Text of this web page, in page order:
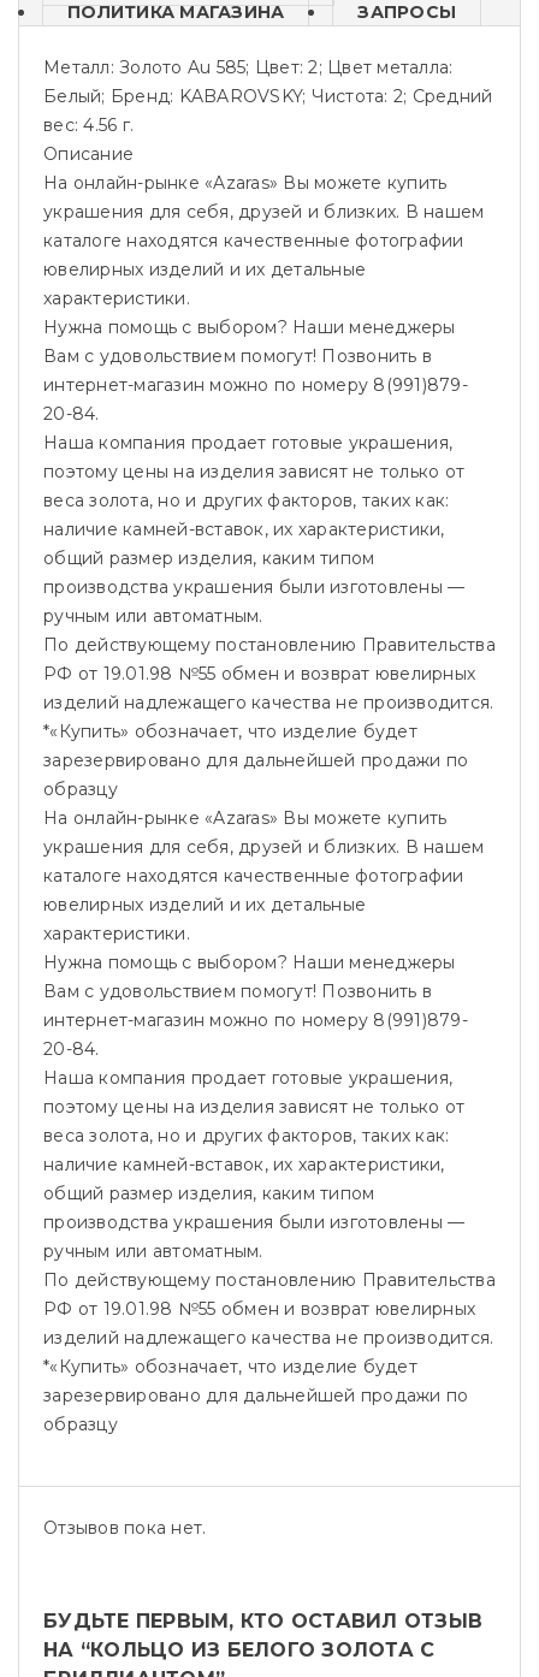
ПОЛИТИКА МАГАЗИНА
ЗАПРОСЫ
Металл: Золото Au 585; Цвет: 2; Цвет металла:
Белый; Бренд: KABAROVSKY; Чистота: 2; Средний
вес: 4.56 г.
Описание
На онлайн-рынке «Azaras» Вы можете купить
украшения для себя, друзей и близких. В нашем
каталоге находятся качественные фотографии
ювелирных изделий и их детальные
характеристики.
Нужна помощь с выбором? Наши менеджеры
Вам с удовольствием помогут! Позвонить в
интернет-магазин можно по номеру 8(991)879-
20-84.
Наша компания продает готовые украшения,
поэтому цены на изделия зависят не только от
веса золота, но и других факторов, таких как:
наличие камней-вставок, их характеристики,
общий размер изделия, каким типом
производства украшения были изготовлены —
ручным или автоматным.
По действующему постановлению Правительства
РФ от 19.01.98 №55 обмен и возврат ювелирных
изделий надлежащего качества не производится.
*«Купить» обозначает, что изделие будет
зарезервировано для дальнейшей продажи по
образцу
На онлайн-рынке «Azaras» Вы можете купить
украшения для себя, друзей и близких. В нашем
каталоге находятся качественные фотографии
ювелирных изделий и их детальные
характеристики.
Нужна помощь с выбором? Наши менеджеры
Вам с удовольствием помогут! Позвонить в
интернет-магазин можно по номеру 8(991)879-
20-84.
Наша компания продает готовые украшения,
поэтому цены на изделия зависят не только от
веса золота, но и других факторов, таких как:
наличие камней-вставок, их характеристики,
общий размер изделия, каким типом
производства украшения были изготовлены —
ручным или автоматным.
По действующему постановлению Правительства
РФ от 19.01.98 №55 обмен и возврат ювелирных
изделий надлежащего качества не производится.
*«Купить» обозначает, что изделие будет
зарезервировано для дальнейшей продажи по
образцу
Отзывов пока нет.
БУДЬТЕ ПЕРВЫМ, КТО ОСТАВИЛ ОТЗЫВ
НА “КОЛЬЦО ИЗ БЕЛОГО ЗОЛОТА С